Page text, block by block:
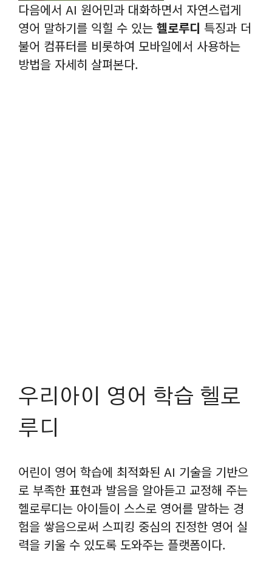
다음에서 AI 원어민과 대화하면서 자연스럽게
영어 말하기를 익힐 수 있는 헬로루디 특징과 더
불어 컴퓨터를 비롯하여 모바일에서 사용하는
방법을 자세히 살펴본다.
우리아이 영어 학습 헬로
루디
어린이 영어 학습에 최적화된 AI 기술을 기반으
로 부족한 표현과 발음을 알아듣고 교정해 주는
헬로루디는 아이들이 스스로 영어를 말하는 경
험을 쌓음으로써 스피킹 중심의 진정한 영어 실
력을 키울 수 있도록 도와주는 플랫폼이다.